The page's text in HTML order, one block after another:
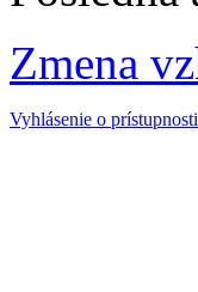
Zmena
Vyhlásenie o prístupnosti